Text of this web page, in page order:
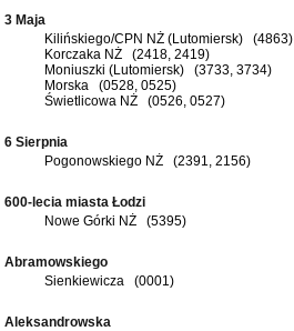
3 Maja
Kilińskiego/CPN NŻ (Lutomiersk) (4863)
Korczaka NŻ (2418, 2419)
Moniuszki (Lutomiersk) (3733, 3734)
Morska (0528, 0525)
Świetlicowa NŻ (0526, 0527)
6 Sierpnia
Pogonowskiego NŻ (2391, 2156)
600-lecia miasta Łodzi
Nowe Górki NŻ (5395)
Abramowskiego
Sienkiewicza (0001)
Aleksandrowska